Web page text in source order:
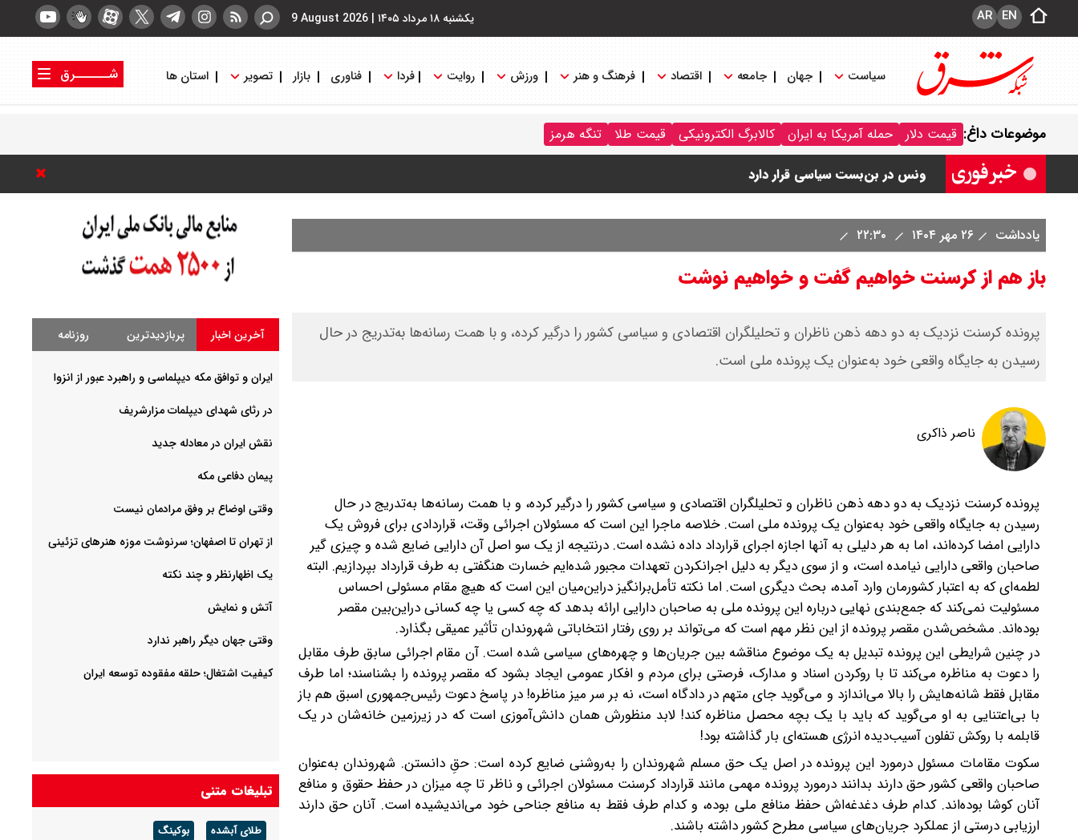
یکشنبه ۱۸ مرداد ۱۴۰۵ |
9 August 2026 EN
AR
سیاست جهان جامعه اقتصاد فرهنگ و هنر ورزش روایت فردا فناوری بازار تصویر استان ها
شــــــرق
موضوعات داغ: قیمت دلار حمله آمریکا به ایران کالابرگ الکترونیکی قیمت طلا تنگه هرمز
رهبر انقلاب با مسعود پزشکیان دیدار کرد / درباره مشکلات کشور و تعامل اقتصادی با طرفهای خارجی گفتگو شد
امیر جهانشاهی: پای نظامی آمریکایی به ایران باز شود آن را قطع می‌کنیم + ویدیو
ونس در بن‌بست سیاسی قرار دارد
حمله انصارالله یمن به بندر «المخا»
یادداشت ۲۶ مهر ۱۴۰۴
باز هم از کرسنت خواهیم‌ گفت و خواهیم‌ نوشت
پرونده کرسنت نزدیک به دو دهه ذهن ناظران و تحلیلگران اقتصادی و سیاسی کشور را درگیر کرده، و با همت رسانه‌ها به‌تدریج در حال
رسیدن به جایگاه واقعی خود به‌عنوان یک پرونده ملی است.
ناصر ذاکری
پرونده کرسنت نزدیک به دو دهه ذهن ناظران و تحلیلگران اقتصادی و سیاسی کشور را درگیر کرده، و با همت رسانه‌ها به‌تدریج در حال
رسیدن به جایگاه واقعی خود به‌عنوان یک پرونده ملی است. خلاصه ماجرا این است که مسئولان اجرائی وقت، قراردادی برای فروش یک
دارایی امضا کرده‌اند، اما به‌ هر دلیلی به آنها اجازه اجرای قرارداد داده‌ نشده‌ است. درنتیجه از یک‌ سو اصل آن دارایی ضایع شده و چیزی گیر
صاحبان واقعی دارایی نیامده‌ است، و از سوی دیگر به دلیل اجرانکردن تعهدات مجبور شده‌ایم خسارت هنگفتی به طرف قرارداد بپردازیم. البته
لطمه‌ای که به اعتبار کشورمان وارد آمده، بحث دیگری است. اما نکته تأمل‌برانگیز در‌‌این‌میان این است که هیچ مقام مسئولی احساس
مسئولیت نمی‌کند که جمع‌بندی نهایی درباره این پرونده ملی به صاحبان دارایی ارائه بدهد که چه کسی یا چه کسانی در‌این‌بین مقصر
بوده‌اند. مشخص‌شدن مقصر پرونده از این نظر مهم است که می‌تواند بر روی رفتار انتخاباتی شهروندان تأثیر عمیقی بگذارد.
در چنین شرایطی این پرونده تبدیل به یک موضوع مناقشه بین جریان‌ها و چهره‌های سیاسی شده‌ است. آن مقام اجرائی سابق طرف مقابل
را دعوت به مناظره می‌کند تا با روکردن اسناد و مدارک، فرصتی برای مردم و افکار عمومی ایجاد بشود که مقصر پرونده را بشناسند؛ اما طرف
مقابل فقط شانه‌هایش را بالا می‌اندازد و می‌گوید جای متهم در دادگاه است، نه بر سر میز مناظره! در پاسخ دعوت رئیس‌جمهوری اسبق هم باز
با بی‌اعتنایی به او می‌گوید که باید با یک بچه محصل مناظره کند! لابد منظورش همان دانش‌آموزی است که در زیرزمین خانه‌شان در یک
قابلمه با روکش تفلون آسیب‌دیده‌ انرژی هسته‌ای بار گذاشته‌ بود!
سکوت مقامات مسئول درمورد این پرونده در اصل یک حق مسلم شهروندان را به‌روشنی ضایع کرده‌ است: حقِ دانستن. شهروندان به‌عنوان
صاحبان واقعی کشور حق دارند بدانند درمورد پرونده مهمی مانند قرارداد کرسنت مسئولان اجرائی و ناظر تا چه میزان در حفظ حقوق و منافع
آنان کوشا بوده‌اند. کدام طرف دغدغه‌اش حفظ منافع ملی بوده، و کدام طرف فقط به منافع جناحی خود می‌اندیشیده‌ است. آنان حق دارند
ارزیابی درستی از عملکرد جریان‌های سیاسی مطرح کشور داشته‌ باشند.
آخرین اخبار پربازدیدترین روزنامه
ایران و توافق مکه دیپلماسی و راهبرد عبور از انزوا
در رثای شهدای دیپلمات مزارشریف
نقش ایران در معادله جدید
پیمان دفاعی مکه
وقتی اوضاع بر وفق مرادمان نیست
از تهران تا اصفهان؛ سرنوشت موزه هنرهای تزئینی
یک اظهارنظر و چند نکته
آتش و نمایش
وقتی جهان دیگر راهبر ندارد
کیفیت اشتغال؛ حلقه مفقوده توسعه ایران
تبلیغات متنی
طلای آبشده بوکینگ